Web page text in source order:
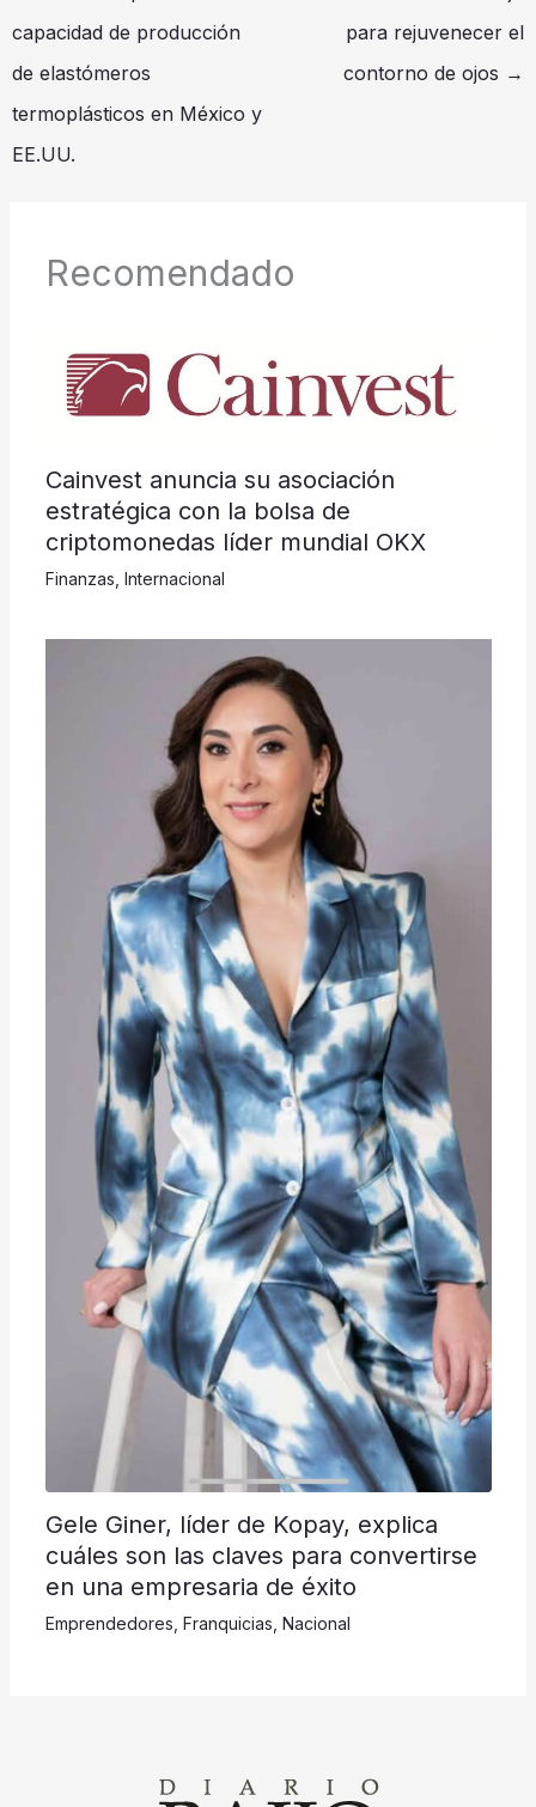
capacidad de producción
de elastómeros
termoplásticos en México y
EE.UU.
para rejuvenecer el
contorno de ojos →
Recomendado
Cainvest anuncia su asociación
estratégica con la bolsa de
criptomonedas líder mundial OKX
Finanzas, Internacional
Gele Giner, líder de Kopay, explica
cuáles son las claves para convertirse
en una empresaria de éxito
Emprendedores Franquicias Nacional